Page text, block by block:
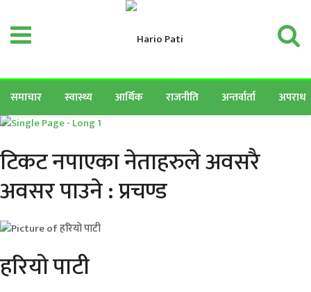
समाचार स्वास्थ्य आर्थिक राजनीति अन्तर्वार्ता अपराध
टिकट नपाएका नेताहरुले अवसरै
अवसर पाउने : प्रचण्ड
हरियो पाटी